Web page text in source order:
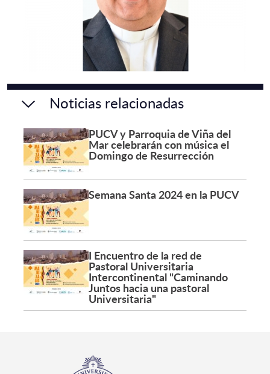
Noticias relacionadas
PUCV y Parroquia de Viña del
Mar celebrarán con música el
Domingo de Resurrección
Semana Santa 2024 en la PUCV
I Encuentro de la red de
Pastoral Universitaria
Intercontinental "Caminando
Juntos hacia una pastoral
Universitaria"